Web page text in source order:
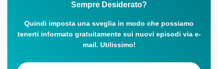
Sempre Desiderato?
Quindi imposta una sveglia in modo che possiamo
tenerti informato gratuitamente sui nuovi episodi via e-
mail. Utilissimo!